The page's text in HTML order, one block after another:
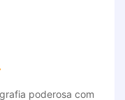
poderosa com
iniciantes quanto